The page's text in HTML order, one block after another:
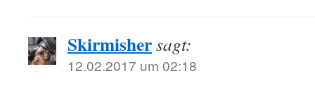
Skirmishersagt:
12.02.2017 um 02:18